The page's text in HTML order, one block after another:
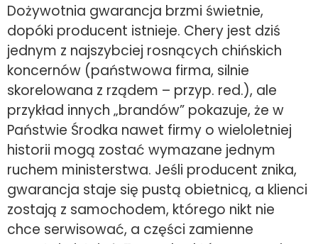
Dożywotnia gwarancja brzmi świetnie,
dopóki producent istnieje. Chery jest dziś
jednym z najszybciej rosnących chińskich
koncernów (państwowa firma, silnie
skorelowana z rządem – przyp. red.), ale
przykład innych „brandów” pokazuje, że w
Państwie Środka nawet firmy o wieloletniej
historii mogą zostać wymazane jednym
ruchem ministerstwa. Jeśli producent znika,
gwarancja staje się pustą obietnicą, a klienci
zostają z samochodem, którego nikt nie
chce serwisować, a części zamienne